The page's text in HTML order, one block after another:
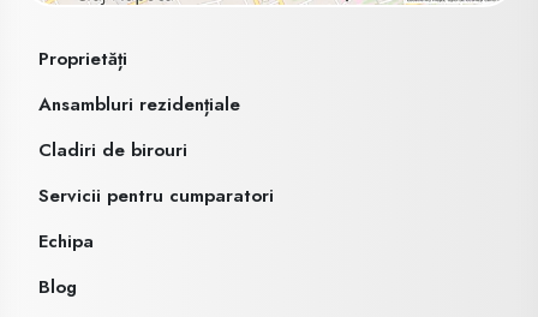
Proprietăți
Ansambluri rezidențiale
Cladiri de birouri
Servicii pentru cumparatori
Echipa
Blog